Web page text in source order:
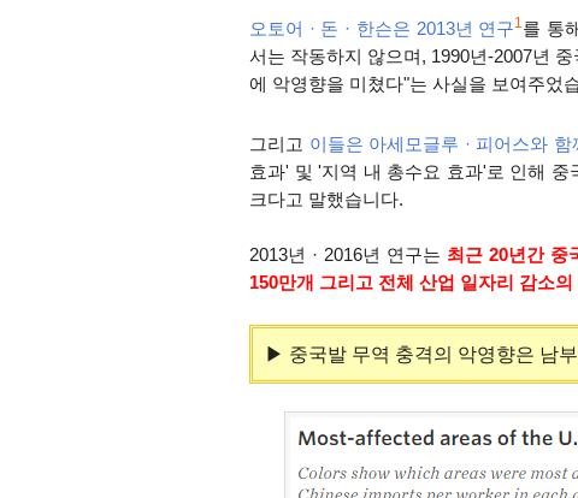
오토어 · 돈 · 한슨은 2013년 연구1를 통
서는 작동하지 않으며, 1990년-2007년
에 악영향을 미쳤다"는 사실을 보여주었
그리고 이들은 아세모글루 · 피어스와
효과' 및 '지역 내 총수요 효과'로 인해 중
크다고 말했습니다.
2013년 · 2016년 연구는 최 근 20년간 중
150만개 그리고 전체 산업 일자리 감소의
▶ 중국발 무역 충격의 악영향은 남부